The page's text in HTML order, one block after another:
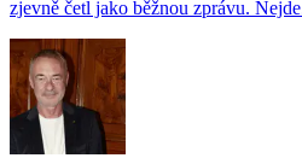
zjevně četl jako běžnou zprávu.